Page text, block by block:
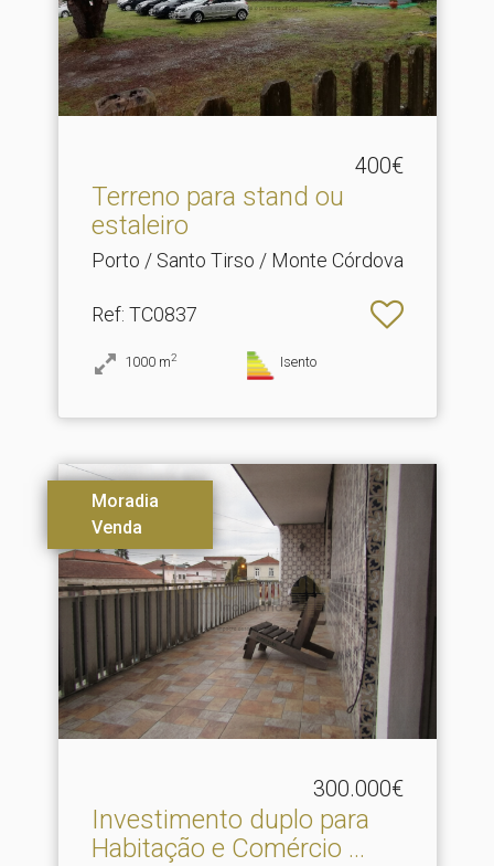
400€
Terreno para stand ou
estaleiro
Porto / Santo Tirso / Monte Córdova
Ref: TC0837
1000 m2 Isento
Moradia
Venda
300.000€
Investimento duplo para
Habitação e Comércio .​..